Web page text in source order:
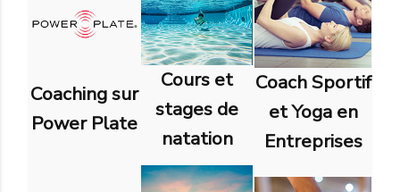
Coaching sur
Power Plate
Cours et
stages de
natation
Coach Sportif
et Yoga en
Entreprises